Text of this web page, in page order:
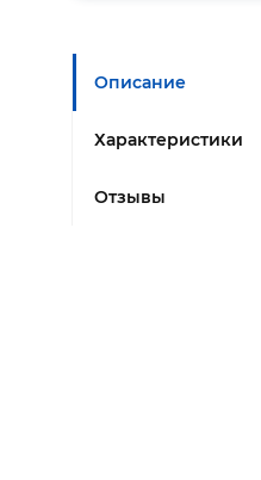
Описание
Характеристики
Отзывы